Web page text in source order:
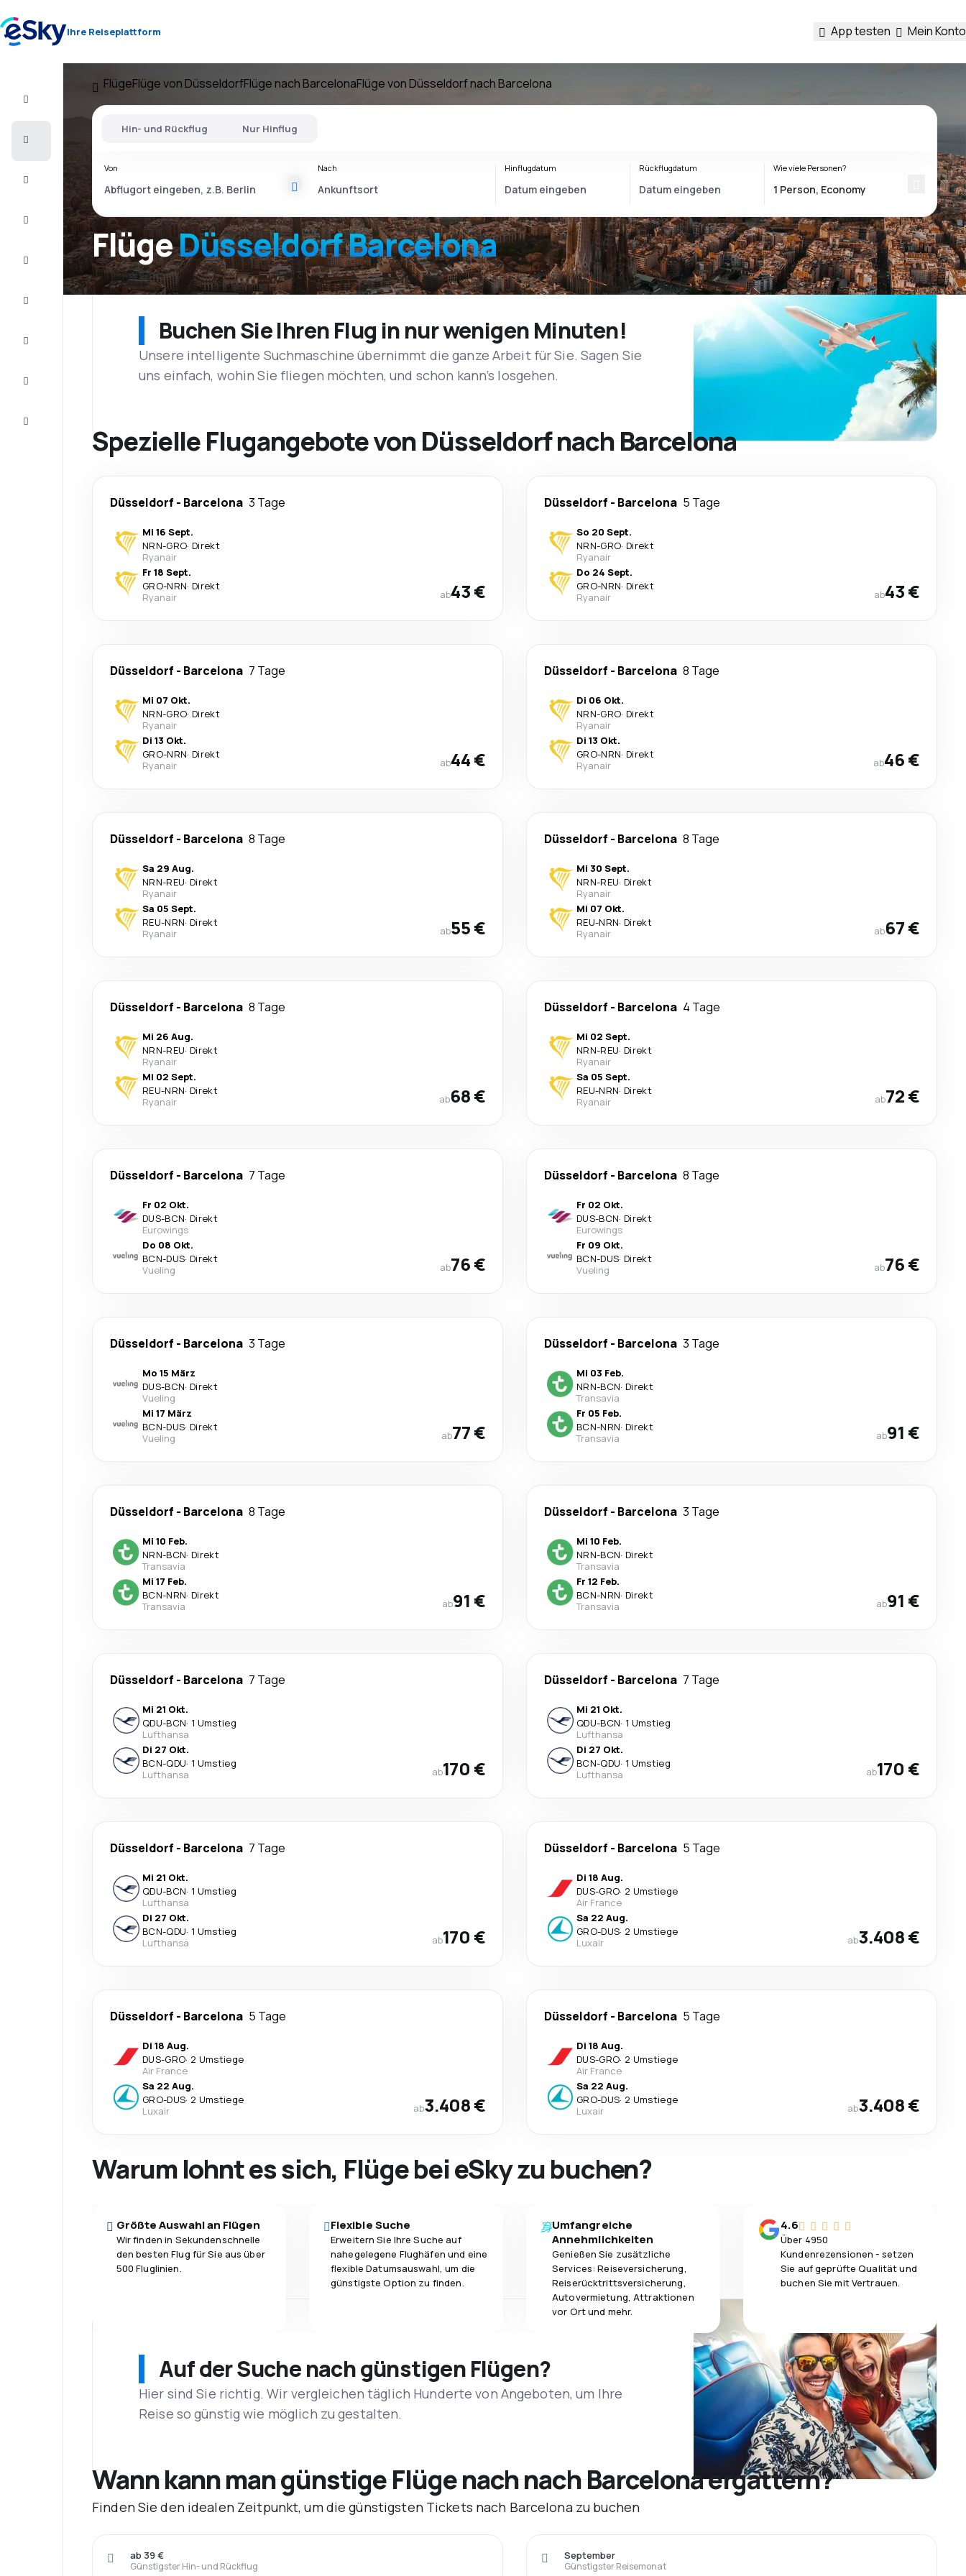
Ihre Reiseplattform App testen Mein Konto
Kurzurlaub
Unterkunft
FlügeFlüge von DüsseldorfFlüge nach BarcelonaFlüge von Düsseldorf nach Barcelona
FlügeDüsseldorf Barcelona
Hin- und Rückflug Nur Hinflug
Von Nach Hinflugdatum Rückflugdatum Wie viele Personen?
Buchen Sie Ihren Flug in nur wenigen Minuten!
Unsere intelligente Suchmaschine übernimmt die ganze Arbeit für Sie. Sagen Sie
uns einfach, wohin Sie fliegen möchten, und schon kann’s losgehen.
Spezielle Flugangebote von Düsseldorf nach Barcelona
Düsseldorf - Barcelona 3 Tage
Mi 16 Sept.
NRN-GRO· Direkt
Ryanair
Fr 18 Sept.
GRO-NRN· Direkt
Ryanair
ab43 €
Düsseldorf - Barcelona 5 Tage
So 20 Sept.
NRN-GRO· Direkt
Ryanair
Do 24 Sept.
GRO-NRN· Direkt
Ryanair
ab43 €
Düsseldorf - Barcelona 7 Tage
Mi 07 Okt.
NRN-GRO· Direkt
Ryanair
Di 13 Okt.
GRO-NRN· Direkt
Ryanair
ab44 €
Düsseldorf - Barcelona 8 Tage
Di 06 Okt.
NRN-GRO· Direkt
Ryanair
Di 13 Okt.
GRO-NRN· Direkt
Ryanair
ab46 €
Düsseldorf - Barcelona 8 Tage
Sa 29 Aug.
NRN-REU· Direkt
Ryanair
Sa 05 Sept.
REU-NRN· Direkt
Ryanair
ab55 €
Düsseldorf - Barcelona 8 Tage
Mi 30 Sept.
NRN-REU· Direkt
Ryanair
Mi 07 Okt.
REU-NRN· Direkt
Ryanair
ab67 €
Düsseldorf - Barcelona 8 Tage
Mi 26 Aug.
NRN-REU· Direkt
Ryanair
Mi 02 Sept.
REU-NRN· Direkt
Ryanair
ab68 €
Düsseldorf - Barcelona 4 Tage
Mi 02 Sept.
NRN-REU· Direkt
Ryanair
Sa 05 Sept.
REU-NRN· Direkt
Ryanair
ab72 €
Düsseldorf - Barcelona 7 Tage
Fr 02 Okt.
DUS-BCN· Direkt
Eurowings
Do 08 Okt.
BCN-DUS· Direkt
Vueling
ab76 €
Düsseldorf - Barcelona 8 Tage
Fr 02 Okt.
DUS-BCN· Direkt
Eurowings
Fr 09 Okt.
BCN-DUS· Direkt
Vueling
ab76 €
Düsseldorf - Barcelona 3 Tage
Mo 15 März
DUS-BCN· Direkt
Vueling
Mi 17 März
BCN-DUS· Direkt
Vueling
ab77 €
Düsseldorf - Barcelona 3 Tage
Mi 03 Feb.
NRN-BCN· Direkt
Transavia
Fr 05 Feb.
BCN-NRN· Direkt
Transavia
ab91 €
Düsseldorf - Barcelona 8 Tage
Mi 10 Feb.
NRN-BCN· Direkt
Transavia
Mi 17 Feb.
BCN-NRN· Direkt
Transavia
ab91 €
Düsseldorf - Barcelona 3 Tage
Mi 10 Feb.
NRN-BCN· Direkt
Transavia
Fr 12 Feb.
BCN-NRN· Direkt
Transavia
ab91 €
Düsseldorf - Barcelona 7 Tage
Mi 21 Okt.
QDU-BCN· 1 Umstieg
Lufthansa
Di 27 Okt.
BCN-QDU· 1 Umstieg
Lufthansa
ab170 €
Düsseldorf - Barcelona 7 Tage
Mi 21 Okt.
QDU-BCN· 1 Umstieg
Lufthansa
Di 27 Okt.
BCN-QDU· 1 Umstieg
Lufthansa
ab170 €
Düsseldorf - Barcelona 7 Tage
Mi 21 Okt.
QDU-BCN· 1 Umstieg
Lufthansa
Di 27 Okt.
BCN-QDU· 1 Umstieg
Lufthansa
ab170 €
Düsseldorf - Barcelona 5 Tage
Di 18 Aug.
DUS-GRO· 2 Umstiege
Air France
Sa 22 Aug.
GRO-DUS· 2 Umstiege
Luxair
ab3.408 €
Düsseldorf - Barcelona 5 Tage
Di 18 Aug.
DUS-GRO· 2 Umstiege
Air France
Sa 22 Aug.
GRO-DUS· 2 Umstiege
Luxair
ab3.408 €
Düsseldorf - Barcelona 5 Tage
Di 18 Aug.
DUS-GRO· 2 Umstiege
Air France
Sa 22 Aug.
GRO-DUS· 2 Umstiege
Luxair
ab3.408 €
Warum lohnt es sich, Flüge bei eSky zu buchen?
Größte Auswahl an Flügen
Wir finden in Sekundenschnelle
den besten Flug für Sie aus über
500 Fluglinien.
Flexible Suche
Erweitern Sie Ihre Suche auf
nahegelegene Flughäfen und eine
flexible Datumsauswahl, um die
günstigste Option zu finden.
Umfangreiche
Annehmlichkeiten
Genießen Sie zusätzliche
Services: Reiseversicherung,
Reiserücktrittsversicherung,
Autovermietung, Attraktionen
vor Ort und mehr.
4.6
Über 4950
Kundenrezensionen - setzen
Sie auf geprüfte Qualität und
buchen Sie mit Vertrauen.
Auf der Suche nach günstigen Flügen?
Hier sind Sie richtig. Wir vergleichen täglich Hunderte von Angeboten, um Ihre
Reise so günstig wie möglich zu gestalten.
Wann kann man günstige Flüge nach nach Barcelona ergattern?
Finden Sie den idealen Zeitpunkt, um die günstigsten Tickets nach Barcelona zu buchen
Günstigster Hin- und Rückflug
ab 39 €
Günstigster Reisemonat
September